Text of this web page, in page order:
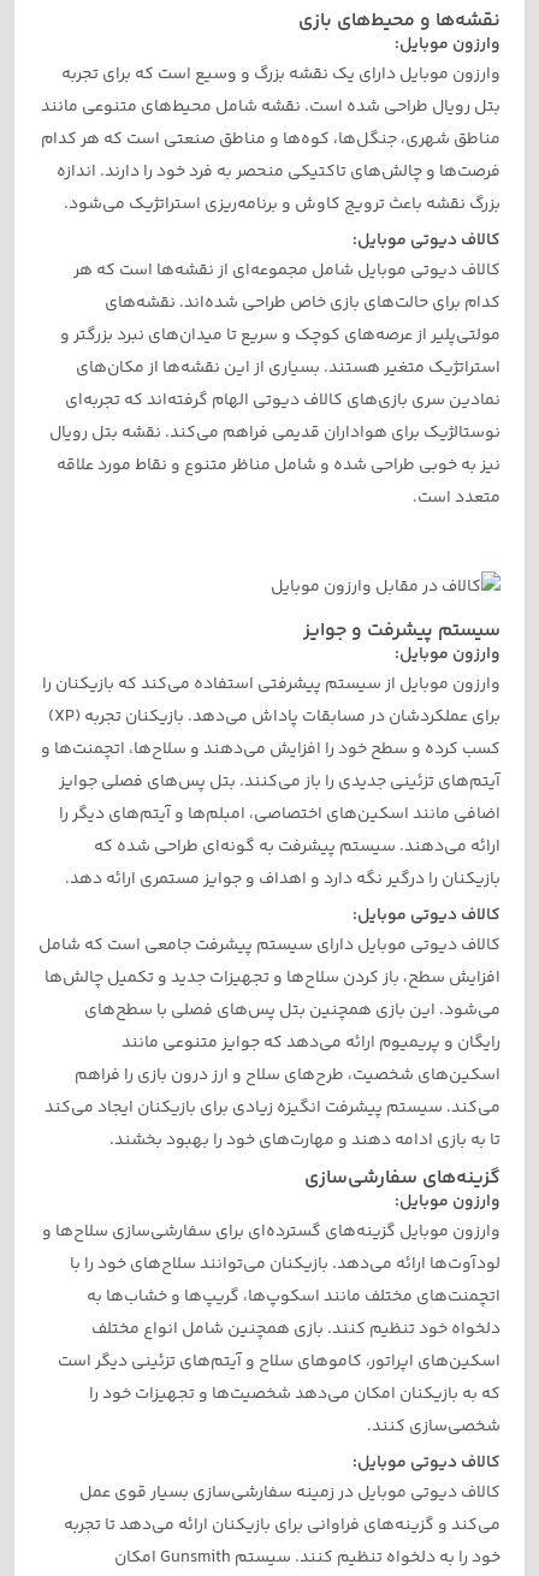
نقشه‌ها و محیط‌های بازی
وارزون موبایل:
وارزون موبایل دارای یک نقشه بزرگ و وسیع است که برای تجربه
بتل رویال طراحی شده است. نقشه شامل محیط‌های متنوعی مانند
مناطق شهری، جنگل‌ها، کوه‌ها و مناطق صنعتی است که هر کدام
فرصت‌ها و چالش‌های تاکتیکی منحصر به فرد خود را دارند. اندازه
بزرگ نقشه باعث ترویج کاوش و برنامه‌ریزی استراتژیک می‌شود.
کالاف دیوتی موبایل:
کالاف دیوتی موبایل شامل مجموعه‌ای از نقشه‌ها است که هر
کدام برای حالت‌های بازی خاص طراحی شده‌اند. نقشه‌های
مولتی‌پلیر از عرصه‌های کوچک و سریع تا میدان‌های نبرد بزرگتر و
استراتژیک متغیر هستند. بسیاری از این نقشه‌ها از مکان‌های
نمادین سری بازی‌های کالاف دیوتی الهام گرفته‌اند که تجربه‌ای
نوستالژیک برای هواداران قدیمی فراهم می‌کند. نقشه بتل رویال
نیز به خوبی طراحی شده و شامل مناظر متنوع و نقاط مورد علاقه
متعدد است.
سیستم پیشرفت و جوایز
وارزون موبایل:
وارزون موبایل از سیستم پیشرفتی استفاده می‌کند که بازیکنان را
برای عملکردشان در مسابقات پاداش می‌دهد. بازیکنان تجربه (XP)
کسب کرده و سطح خود را افزایش می‌دهند و سلاح‌ها، اتچمنت‌ها و
آیتم‌های تزئینی جدیدی را باز می‌کنند. بتل پس‌های فصلی جوایز
اضافی مانند اسکین‌های اختصاصی، امبلم‌ها و آیتم‌های دیگر را
ارائه می‌دهند. سیستم پیشرفت به گونه‌ای طراحی شده که
بازیکنان را درگیر نگه دارد و اهداف و جوایز مستمری ارائه دهد.
کالاف دیوتی موبایل:
کالاف دیوتی موبایل دارای سیستم پیشرفت جامعی است که شامل
افزایش سطح، باز کردن سلاح‌ها و تجهیزات جدید و تکمیل چالش‌ها
می‌شود. این بازی همچنین بتل پس‌های فصلی با سطح‌های
رایگان و پریمیوم ارائه می‌دهد که جوایز متنوعی مانند
اسکین‌های شخصیت، طرح‌های سلاح و ارز درون بازی را فراهم
می‌کند. سیستم پیشرفت انگیزه زیادی برای بازیکنان ایجاد می‌کند
تا به بازی ادامه دهند و مهارت‌های خود را بهبود بخشند.
گزینه‌های سفارشی‌سازی
وارزون موبایل:
وارزون موبایل گزینه‌های گسترده‌ای برای سفارشی‌سازی سلاح‌ها و
لودآوت‌ها ارائه می‌دهد. بازیکنان می‌توانند سلاح‌های خود را با
اتچمنت‌های مختلف مانند اسکوپ‌ها، گریپ‌ها و خشاب‌ها به
دلخواه خود تنظیم کنند. بازی همچنین شامل انواع مختلف
اسکین‌های اپراتور، کاموهای سلاح و آیتم‌های تزئینی دیگر است
که به بازیکنان امکان می‌دهد شخصیت‌ها و تجهیزات خود را
شخصی‌سازی کنند.
کالاف دیوتی موبایل:
کالاف دیوتی موبایل در زمینه سفارشی‌سازی بسیار قوی عمل
می‌کند و گزینه‌های فراوانی برای بازیکنان ارائه می‌دهد تا تجربه
خود را به دلخواه تنظیم کنند. سیستم Gunsmith امکان